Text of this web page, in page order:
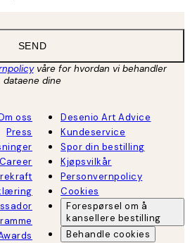
SEND
våre for hvordan vi behandler
dataene dine
oss
Press
Career
Desenio Art Advice
Kundeservice
Spor din bestilling
Kjøpsvilkår
Personvernpolicy
Cookies
Forespørsel om å
kansellere bestilling
Behandle cookies